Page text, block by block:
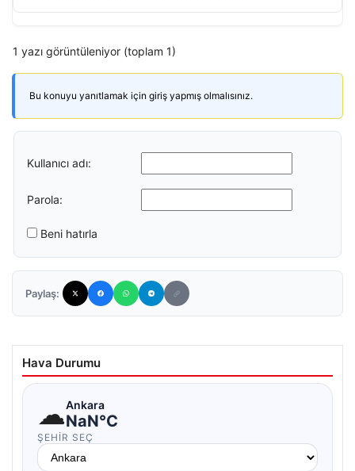
1 yazı görüntüleniyor (toplam 1)
Bu konuyu yanıtlamak için giriş yapmış olmalısınız.
Kullanıcı adı:
Parola:
Beni hatırla
Paylaş:
Hava Durumu
☁Ankara
NaN°C
ŞEHIR SEÇ